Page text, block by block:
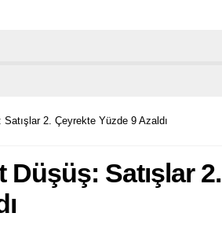
2. Çeyrekte Yüzde 9 Azaldı
Düşüş: Satışlar 2.